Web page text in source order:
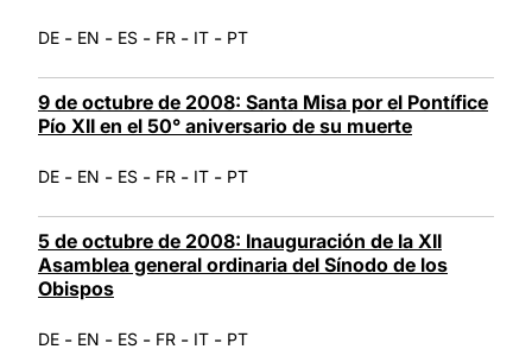
DE - EN - ES - FR - IT - PT
9 de octubre de 2008: Santa Misa por el Pontífice
Pío XII en el 50° aniversario de su muerte
DE - EN - ES - FR - IT - PT
5 de octubre de 2008: Inauguración de la XII
Asamblea general ordinaria del Sínodo de los
Obispos
DE - EN - ES - FR - IT - PT